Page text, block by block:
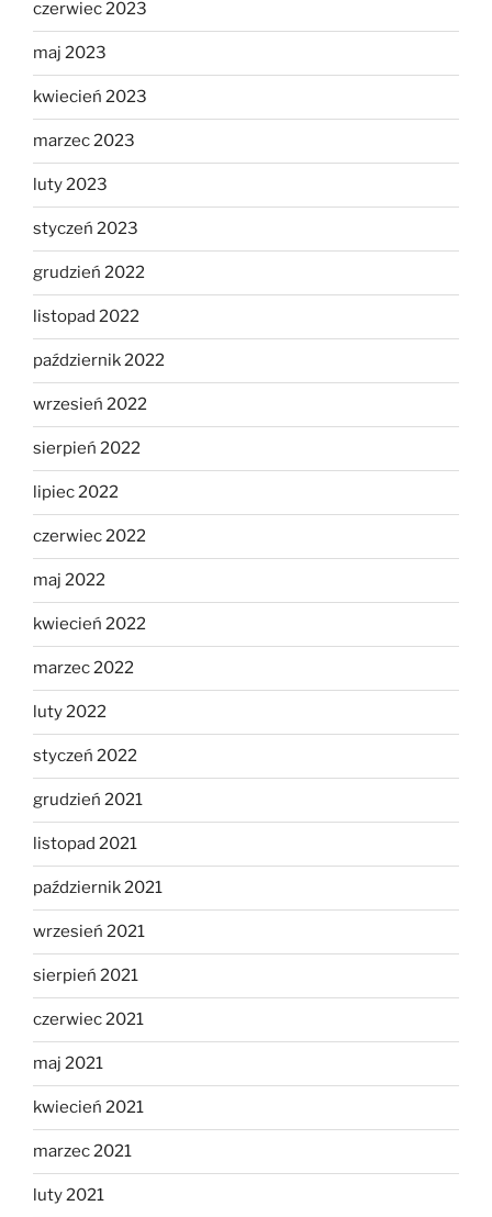
czerwiec 2023
maj 2023
kwiecień 2023
marzec 2023
luty 2023
styczeń 2023
grudzień 2022
listopad 2022
październik 2022
wrzesień 2022
sierpień 2022
lipiec 2022
czerwiec 2022
maj 2022
kwiecień 2022
marzec 2022
luty 2022
styczeń 2022
grudzień 2021
listopad 2021
październik 2021
wrzesień 2021
sierpień 2021
czerwiec 2021
maj 2021
kwiecień 2021
marzec 2021
luty 2021